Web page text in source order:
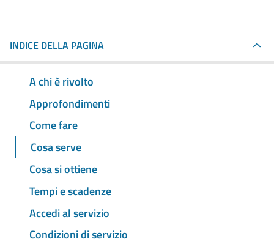
INDICE DELLA PAGINA
A chi è rivolto
Approfondimenti
Come fare
Cosa serve
Cosa si ottiene
Tempi e scadenze
Accedi al servizio
Condizioni di servizio